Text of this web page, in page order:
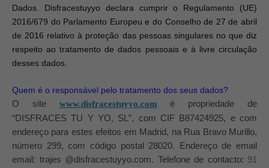
Ao criar uma conta emdisfracestuyyo.pt , você poderá fazer suas
compras rapidamente em nossa loja virtual, verificar o status de seus
pedidos e consultar suas operações anteriores.
Vá em frente! Estávamos esperando por você.
Dados. Disfracestuyyo declara cumprir o Regulamento (UE)
2016/679 do Parlamento Europeu e do Conselho de 27 de abril
de 2016 relativo à proteção das pessoas singulares no que diz
respeito ao tratamento de dados pessoais e à livre circulação
desses dados.
Quem é o responsável pelo tratamento dos seus dados?
O site
www.disfracestuyyo.com
é propriedade de
“DISFRACES TU Y YO, SL”, com CIF B87424925, e com
endereço para estes efeitos em Madrid, na Rua Bravo Murillo,
número 299, com código postal 28020. Endereço de email
email: trajes @disfracestuyyo.com. Telefone de contacto: 91